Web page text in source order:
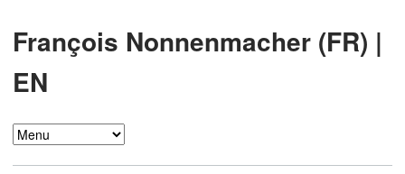
François Nonnenmacher (FR) |
EN